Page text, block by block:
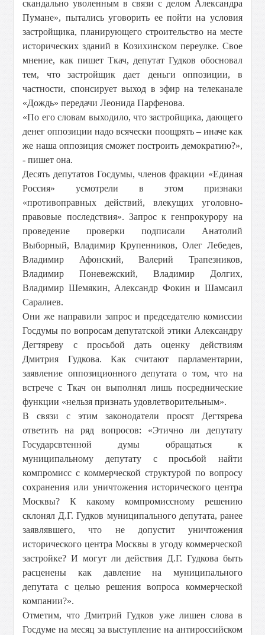
скандально уволенным в связи с делом Александра
Пумане», пытались уговорить ее пойти на условия
застройщика, планирующего строительство на месте
исторических зданий в Козихинском переулке. Свое
мнение, как пишет Ткач, депутат Гудков обосновал
тем, что застройщик дает деньги оппозиции, в
частности, спонсирует выход в эфир на телеканале
«Дождь» передачи Леонида Парфенова.
«По его словам выходило, что застройщика, дающего
денег оппозиции надо всячески поощрять – иначе как
же наша оппозиция сможет построить демократию?»,
- пишет она.
Десять депутатов Госдумы, членов фракции «Единая
Россия» усмотрели в этом признаки
«противоправных действий, влекущих уголовно-
правовые последствия». Запрос к генпрокурору на
проведение проверки подписали Анатолий
Выборный, Владимир Крупенников, Олег Лебедев,
Владимир Афонский, Валерий Трапезников,
Владимир Поневежский, Владимир Долгих,
Владимир Шемякин, Александр Фокин и Шамсаил
Саралиев.
Они же направили запрос и председателю комиссии
Госдумы по вопросам депутатской этики Александру
Дегтяреву с просьбой дать оценку действиям
Дмитрия Гудкова. Как считают парламентарии,
заявление оппозиционного депутата о том, что на
встрече с Ткач он выполнял лишь посреднические
функции «нельзя признать удовлетворительным».
В связи с этим законодатели просят Дегтярева
ответить на ряд вопросов: «Этично ли депутату
Государсвтенной думы обращаться к
муниципальному депутату с просьбой найти
компромисс с коммерческой структурой по вопросу
сохранения или уничтожения исторического центра
Москвы? К какому компромиссному решению
склонял Д.Г. Гудков муниципального депутата, ранее
заявлявшего, что не допустит уничтожения
исторического центра Москвы в угоду коммерческой
застройке? И могут ли действия Д.Г. Гудкова быть
расценены как давление на муниципального
депутата с целью решения вопроса коммерческой
компании?».
Отметим, что Дмитрий Гудков уже лишен слова в
Госдуме на месяц за выступление на антироссийском